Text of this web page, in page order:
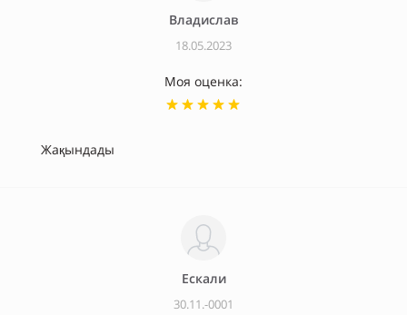
Владислав
18.05.2023
Моя оценка:
Жақындады
Ескали
30.11.-0001